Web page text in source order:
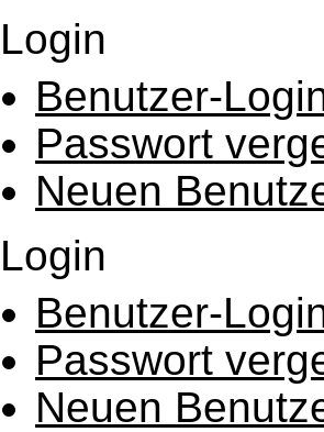
Login
Benutzer-
Passwort
Neuen
Login
Benutzer-
Passwort
Neuen